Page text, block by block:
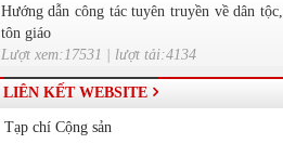
Hướng dẫn công tác tuyên truyền về dân tộc,
tôn giáo
Lượt xem:17531 | lượt tải:4134
LIÊN KẾT WEBSITE
Tạp chí Cộng sản